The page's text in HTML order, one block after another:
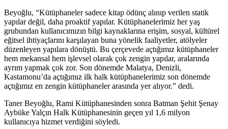
Beyoğlu, “Kütüphaneler sadece kitap ödünç alınıp verilen statik
yapılar değil, daha proaktif yapılar. Kütüphanelerimiz her yaş
grubundan kullanıcımızın bilgi kaynaklarına erişim, sosyal, kültürel
eğitsel ihtiyaçlarını karşılayan buna yönelik faaliyetler, atölyeler
düzenleyen yapılara dönüştü. Bu çerçevede açtığımız kütüphaneler
hem mekansal hem işlevsel olarak çok zengin yapılar, aralarında
ayrım yapmak çok zor. Son dönemde Malatya, Denizli,
Kastamonu’da açtığımız ilk halk kütüphanelerimiz son dönemde
açtığımız en zengin kütüphaneler arasında yer alıyor.” dedi.
Taner Beyoğlu, Rami Kütüphanesinden sonra Batman Şehit Şenay
Aybüke Yalçın Halk Kütüphanesinin geçen yıl 1,6 milyon
kullanıcıya hizmet verdiğini söyledi.